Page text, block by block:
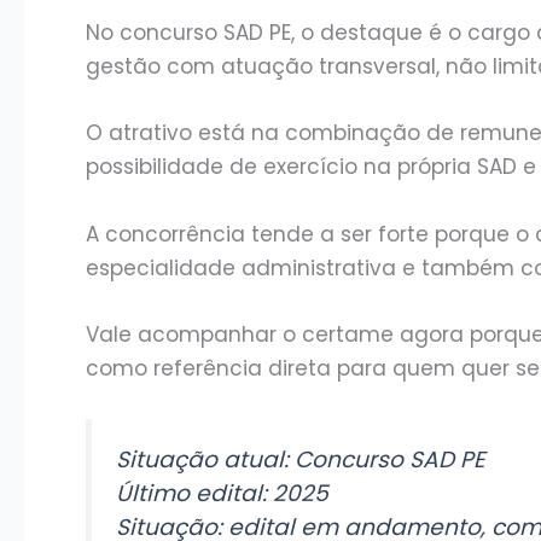
No concurso SAD PE, o destaque é o
gestão com atuação transversal, não
O atrativo está na combinação de
possibilidade de exercício na própria SAD
A concorrência tende a ser forte porque
especialidade administrativa e também
Vale acompanhar o certame agora
como referência direta para quem quer
Situação atual: Concurso SAD PE
Último edital: 2025
Situação: edital em andamento,